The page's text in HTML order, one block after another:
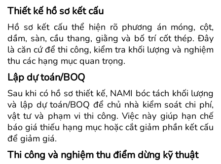
Thiết kế hồ sơ kết cấu
Hồ sơ kết cấu thể hiện rõ phương án móng, cột,
dầm, sàn, cầu thang, giằng và bố trí cốt thép. Đây
là căn cứ để thi công, kiểm tra khối lượng và nghiệm
thu các hạng mục quan trọng.
Lập dự toán/BOQ
Sau khi có hồ sơ thiết kế, NAMI bóc tách khối lượng
và lập dự toán/BOQ để chủ nhà kiểm soát chi phí,
vật tư và phạm vi thi công. Việc này giúp hạn chế
báo giá thiếu hạng mục hoặc cắt giảm phần kết cấu
để giảm giá.
Thi công và nghiệm thu điểm dừng kỹ thuật